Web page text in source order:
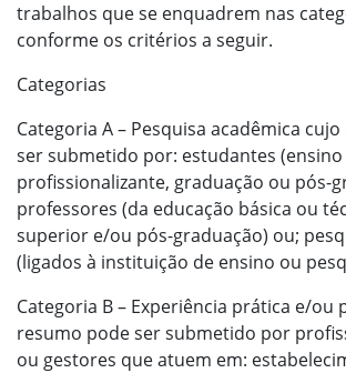
trabalhos que se enquadrem nas
conforme os critérios a seguir.
Categorias
Categoria A – Pesquisa acadêmica
ser submetido por: estudantes (ensino
profissionalizante, graduação ou pós-
professores (da educação básica ou
superior e/ou pós-graduação) ou;
(ligados à instituição de ensino ou
Categoria B – Experiência prática e/ou
resumo pode ser submetido por
ou gestores que atuem em: